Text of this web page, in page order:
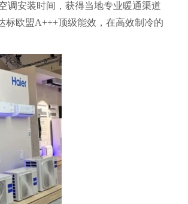
调安装时间，获得当地专业暖通渠道
标欧盟A+++顶级能效，在高效制冷的